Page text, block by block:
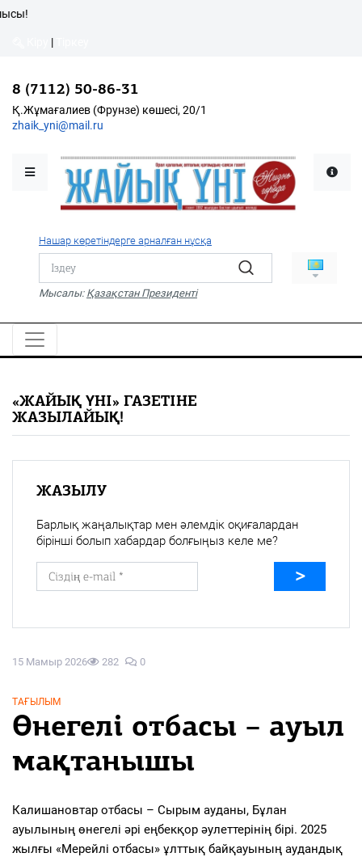
Қалалықтар қаперіне
Қоғам
Дені сау ұлт
Спорт
Жалын
PDF
«Жайық үні» — 33 жыл
Каталог
Қ.Жұмағалиев (Фрунзе)
|
8 (7112) 50-86-31
Қ.Жұмағалиев (Фрунзе) көшесі, 20/1
zhaik_yni@mail.ru
Нашар көретіндерге арналған нұсқа
Мысалы: Қазақстан Президенті
15 Мамыр 2026 282 0
ТАҒЫЛЫМ
Өнегелі отбасы – ауыл
мақтанышы
Калишановтар отбасы – Сырым ауданы, Бұлан
ауылының өнегелі әрі еңбекқор әулеттерінің бірі. 2025
жылғы «Мерейлі отбасы» ұлттық байқауының аудандық
«ЖАЙЫҚ ҮНІ» ГАЗЕТІНЕ
ЖАЗЫЛАЙЫҚ!
ЖАЗЫЛУ
Барлық жаңалықтар мен әлемдік оқиғалардан
бірінші болып хабардар болғыңыз келе ме?